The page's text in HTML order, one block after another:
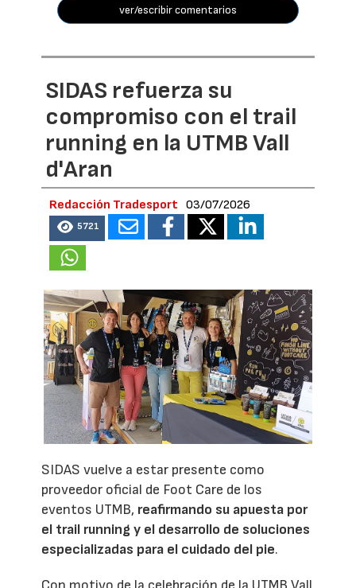
ver/escribir comentarios
SIDAS refuerza su
compromiso con el trail
running en la UTMB Vall
d'Aran
Redacción Tradesport 03/07/2026
5721
SIDAS vuelve a estar presente como
proveedor oficial de Foot Care de los
eventos UTMB, reafirmando su apuesta por
el trail running y el desarrollo de soluciones
especializadas para el cuidado del pie.